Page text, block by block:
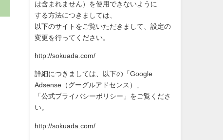
は含まれません）を使用できないように
する方法につきましては、
以下のサイトをご覧いただきまして、設定の
変更を行ってください。
http://sokuada.com/
詳細につきましては、以下の「Google
Adsense（グーグルアドセンス）」
「公式プライバシーポリシー」をご覧くださ
い。
http://sokuada.com/